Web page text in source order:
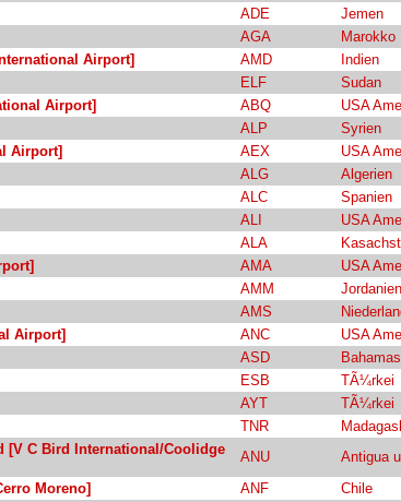
ADE
Jemen
AGA
Marokko
Airport]
AMD
Indien
ELF
Sudan
Airport]
ABQ
USA
ALP
Syrien
Airport]
AEX
USA
ALG
Algerien
ALC
Spanien
ALI
USA
ALA
AMA
USA
AMM
Jordanien
AMS
Airport]
ANC
USA
ASD
Bahamas
ESB
TÃ¼rkei
AYT
TÃ¼rkei
TNR
[V C Bird International/Coolidge
ANU
Antigua
Moreno]
ANF
Chile